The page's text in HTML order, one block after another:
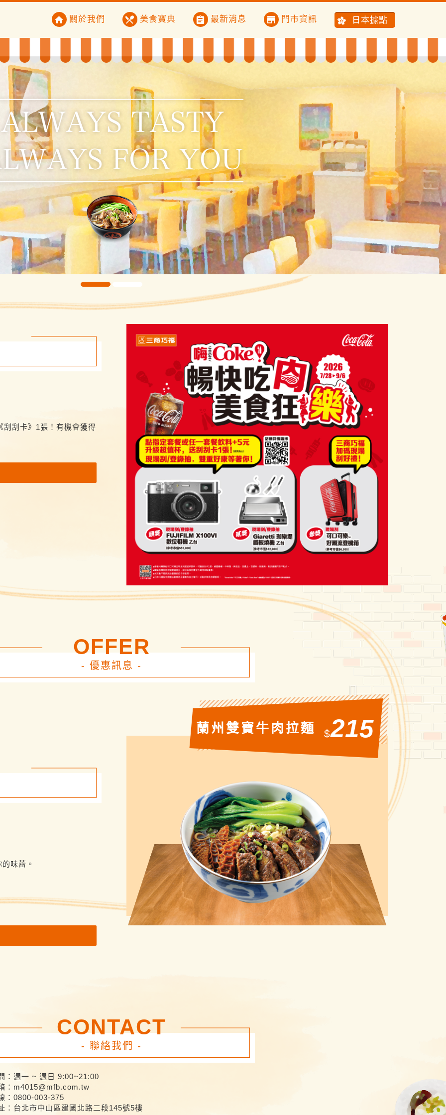
關於我們 美食寶典 最新消息 門市資訊 日本據點
刮刮卡》1張！有機會獲得
OFFER
- 優惠訊息 -
Next
味蕾。
蘭州雙寶牛肉拉麵 $215
CONTACT
- 聯絡我們 -
：週一 ~ 週日 9:00~21:00
： m4015@mfb.com.tw
：0800-003-375
：台北市中山區建國北路二段145號5樓